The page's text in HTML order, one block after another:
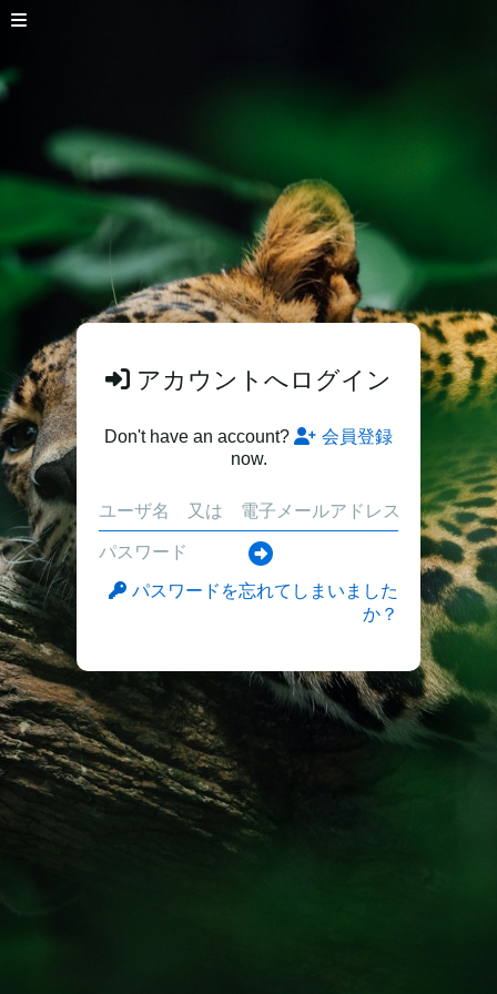
アカウントへログイン
Don't have an account?
会員登録
now.
パスワードを忘れてしまいました
か？